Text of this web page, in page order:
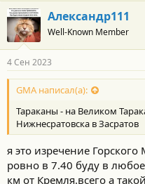
Александр111
Well-Known Member
4 Сен 2023
GMA написал(а):
Тараканы - на Великом
Нижнесратовска в Засратов
я это изречение
ровно в 7.40 буду в
км от Кремля.всего а